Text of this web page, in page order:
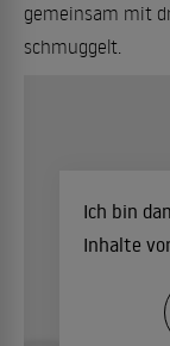
gemeinsam mit
schmuggelt.
Ich bin
Inhalte